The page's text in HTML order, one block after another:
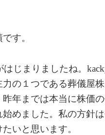
す。
はじまりましたね。
力の１つである葬儀屋
昨年までは本当に株価
始めました。私の方針
いと思います。